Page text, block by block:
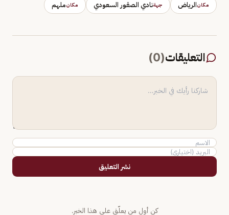
مكانالرياض جهةنادي الصقور السعودي مكانملهم
التعليقات(
0
)
نشر التعليق
كن أول من يعلّق على هذا الخبر.